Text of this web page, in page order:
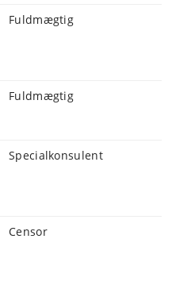
Fuldmægtig
Fuldmægtig
Specialkonsulent
Censor